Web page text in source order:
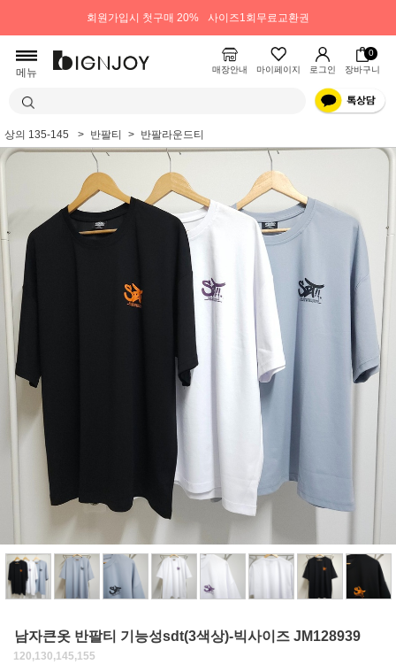
회원가입시 첫구매 20% 사이즈1회무료교환권
메뉴 매장안내 마이페이지 로그인
0
장바구니
상의 135-145 반팔티 반팔라운드티
남자큰옷 반팔티 기능성sdt(3색상)-빅사이즈 JM128939
120,130,145,155